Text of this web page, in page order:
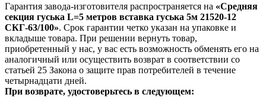
Гарантия завода-изготовителя распространяется на «Средняя
секция гуська L=5 метров вставка гуська 5м 21520-12
СКГ-63/100». Срок гарантии четко указан на упаковке и
вкладыше товара. При решении вернуть товар,
приобретенный у нас, у вас есть возможность обменять его на
аналогичный или осуществить возврат в соответствии со
статьей 25 Закона о защите прав потребителей в течение
четырнадцати дней.
При возврате, удостоверьтесь в следующем: